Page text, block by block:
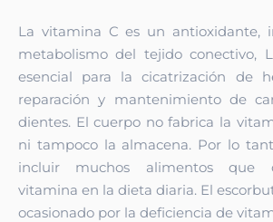
La vitamina C es un antioxidante,
metabolismo del tejido conectivo,
esencial para la cicatrización de
reparación y mantenimiento de
dientes. El cuerpo no fabrica la
ni tampoco la almacena. Por lo
incluir muchos alimentos que
vitamina en la dieta diaria. El
ocasionado por la deficiencia de